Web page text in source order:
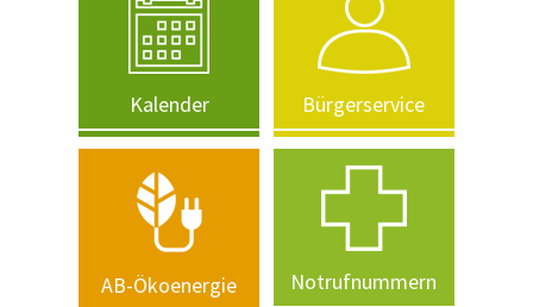
Kalender Bürgerservice
AB-Ökoenergie Notrufnummern